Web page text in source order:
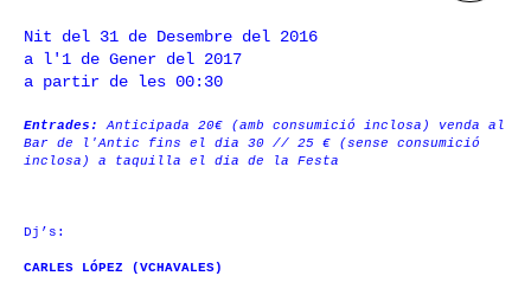
Nit del 31 de Desembre del 2016
a l'1 de Gener del 2017
a partir de les 00:30
Entrades:Anticipada 20€ (amb consumició inclosa) venda al
Bar de l'Antic fins el dia 30 // 25 € (sense consumició
inclosa) a taquilla el dia de la Festa
Dj’s:
CARLES LÓPEZ (VCHAVALES)